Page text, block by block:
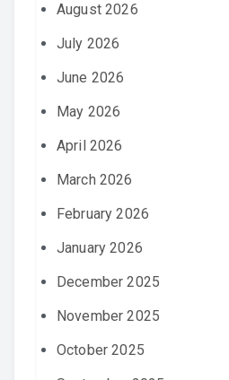
August 2026
July 2026
June 2026
May 2026
April 2026
March 2026
February 2026
January 2026
December 2025
November 2025
October 2025